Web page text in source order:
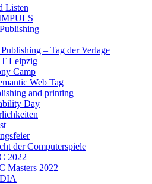
Listen
– Tag der Verlage
Leipzig
Camp
Web Tag
and printing
Day
der Computerspiele
2022
Masters 2022